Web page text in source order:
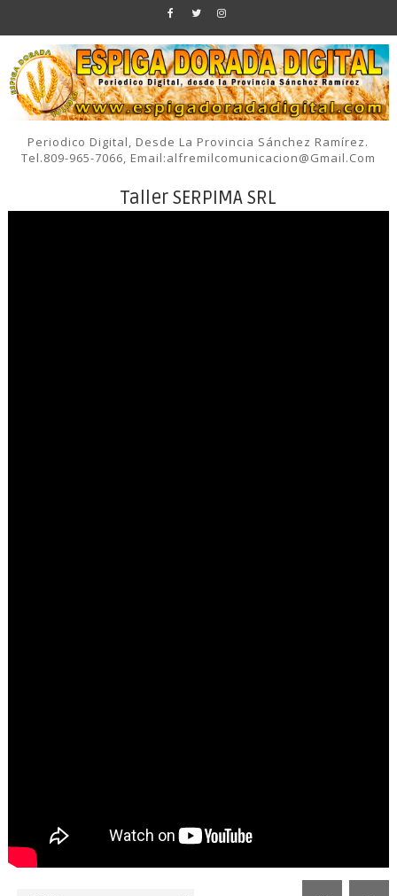
Periodico Digital, Desde La Provincia Sánchez Ramírez.
Tel.809-965-7066, Email:alfremilcomunicacion@gmail.com
Taller SERPIMA SRL